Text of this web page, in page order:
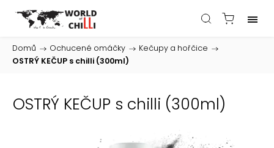
Domů / Ochucené omáčky / Kečupy a hořčice /
OSTRÝ KEČUP s chilli (300ml)
OSTRÝ KEČUP s chilli (300ml)